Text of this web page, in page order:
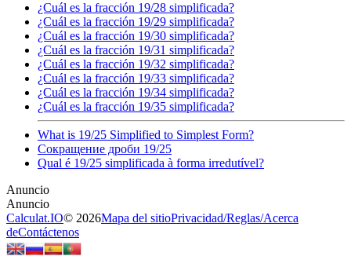
¿Cuál es la fracción 19/28 simplificada?
¿Cuál es la fracción 19/29 simplificada?
¿Cuál es la fracción 19/30 simplificada?
¿Cuál es la fracción 19/31 simplificada?
¿Cuál es la fracción 19/32 simplificada?
¿Cuál es la fracción 19/33 simplificada?
¿Cuál es la fracción 19/34 simplificada?
¿Cuál es la fracción 19/35 simplificada?
What is 19/25 Simplified to Simplest Form?
Сокращение дроби 19/25
Qual é 19/25 simplificada à forma irredutível?
Calculat.IO© 2026Mapa del sitioPrivacidad/Reglas/Acerca
deContáctenos